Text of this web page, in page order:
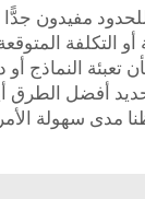
مفيدون
أو التكلفة
تعبئة النماذج
أفضل